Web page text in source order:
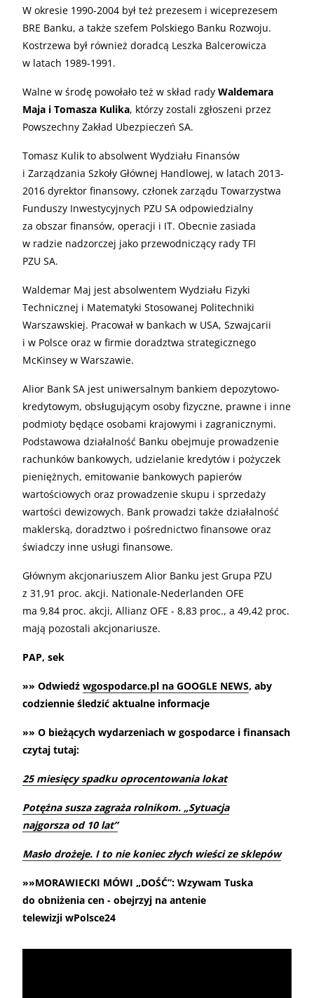
W okresie 1990-2004 był też prezesem i wiceprezesem
BRE Banku, a także szefem Polskiego Banku Rozwoju.
Kostrzewa był również doradcą Leszka Balcerowicza
w latach 1989-1991.
Walne w środę powołało też w skład rady Waldemara
Maja i Tomasza Kulika, którzy zostali zgłoszeni przez
Powszechny Zakład Ubezpieczeń SA.
Tomasz Kulik to absolwent Wydziału Finansów
i Zarządzania Szkoły Głównej Handlowej, w latach 2013-
2016 dyrektor finansowy, członek zarządu Towarzystwa
Funduszy Inwestycyjnych PZU SA odpowiedzialny
za obszar finansów, operacji i IT. Obecnie zasiada
w radzie nadzorczej jako przewodniczący rady TFI
PZU SA.
Waldemar Maj jest absolwentem Wydziału Fizyki
Technicznej i Matematyki Stosowanej Politechniki
Warszawskiej. Pracował w bankach w USA, Szwajcarii
i w Polsce oraz w firmie doradztwa strategicznego
McKinsey w Warszawie.
Alior Bank SA jest uniwersalnym bankiem depozytowo-
kredytowym, obsługującym osoby fizyczne, prawne i inne
podmioty będące osobami krajowymi i zagranicznymi.
Podstawowa działalność Banku obejmuje prowadzenie
rachunków bankowych, udzielanie kredytów i pożyczek
pieniężnych, emitowanie bankowych papierów
wartościowych oraz prowadzenie skupu i sprzedaży
wartości dewizowych. Bank prowadzi także działalność
maklerską, doradztwo i pośrednictwo finansowe oraz
świadczy inne usługi finansowe.
Głównym akcjonariuszem Alior Banku jest Grupa PZU
z 31,91 proc. akcji. Nationale-Nederlanden OFE
ma 9,84 proc. akcji, Allianz OFE - 8,83 proc., a 49,42 proc.
mają pozostali akcjonariusze.
PAP, sek
»» Odwiedź wgospodarce.pl na GOOGLE NEWS, aby
codziennie śledzić aktualne informacje
»» O bieżących wydarzeniach w gospodarce i finansach
czytaj tutaj:
25 miesięcy spadku oprocentowania lokat
Potężna susza zagraża rolnikom. „Sytuacja
najgorsza od 10 lat”
Masło drożeje. I to nie koniec złych wieści ze sklepów
»»MORAWIECKI MÓWI „DOŚĆ”: Wzywam Tuska
do obniżenia cen - obejrzyj na antenie
telewizji wPolsce24